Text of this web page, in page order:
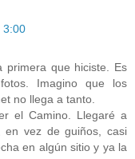
3:00
primera que hiciste. Es
Imagino que los
no llega a tanto.
el Camino. Llegaré a
en vez de guiños, casi
en algún sitio y ya la